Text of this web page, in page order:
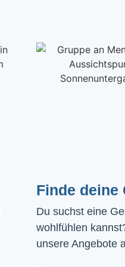
Finde deine
Du suchst eine
wohlfühlen
unsere Angebote